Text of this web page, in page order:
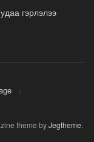
гэрлэлээ
theme byJegtheme.